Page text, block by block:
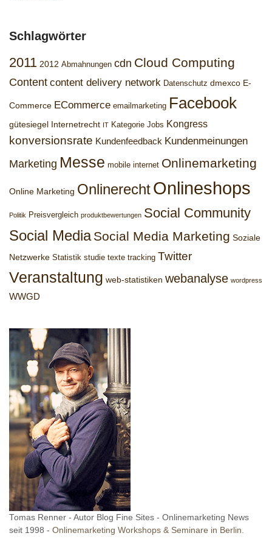
Schlagwörter
2011 2012 Abmahnungen cdn Cloud Computing
Content content delivery network Datenschutz dmexco E-
Commerce ECommerce emailmarketing Facebook
gütesiegel Internetrecht IT Kategorie Jobs Kongress
konversionsrate Kundenfeedback Kundenmeinungen
Marketing Messe mobile internet Onlinemarketing
Online Marketing OnlinerechtOnlineshops
Politik Preisvergleich produktbewertungen Social Community
Social Media Social Media Marketing Soziale
Netzwerke Statistik studie texte tracking Twitter
Veranstaltung web-statistiken webanalyse wordpress
WWGD
Tomas Renner - Autor Blog Fine Sites - Onlinemarketing News
seit 1998 - Onlinemarketing Workshops & Seminare in Berlin.